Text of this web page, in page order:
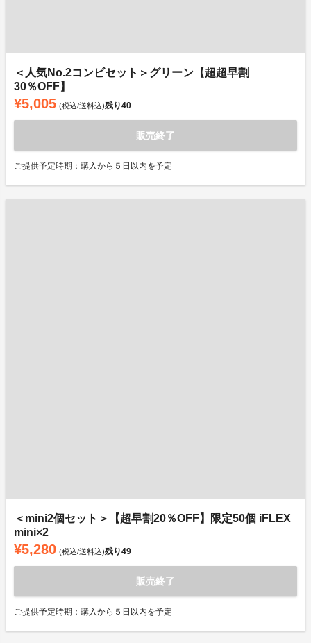
＜人気No.2コンビセット＞グリーン【超超早割
30％OFF】
¥5,005 (税込/送料込)残り40
販売終了
ご提供予定時期：購入から５日以内を予定
＜mini2個セット＞【超早割20％OFF】限定50個 iFLEX
mini×2
¥5,280 (税込/送料込)残り49
販売終了
ご提供予定時期：購入から５日以内を予定